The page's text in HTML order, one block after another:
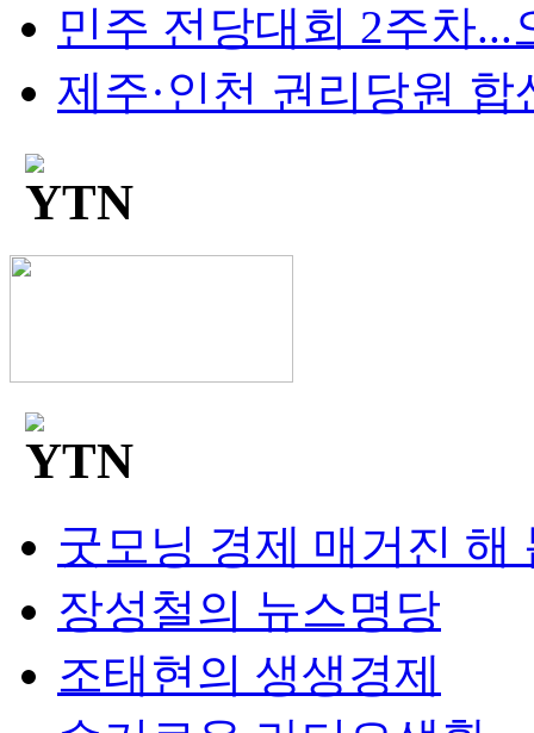
민주 전당대회 2주차...
제주·인천 권리당원 합
굿모닝 경제 매거진 해
장성철의 뉴스명당
조태현의 생생경제